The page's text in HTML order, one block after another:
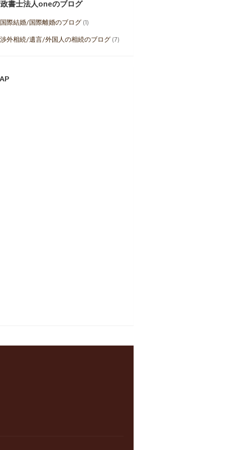
書士法人oneのブログ
国際結婚/国際離婚のブログ (1)
渉外相続/遺言/外国人の相続のブログ (7)